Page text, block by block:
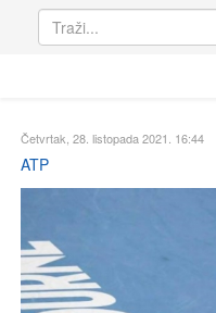
Četvrtak, 28. listopada 2021. 16:44
ATP